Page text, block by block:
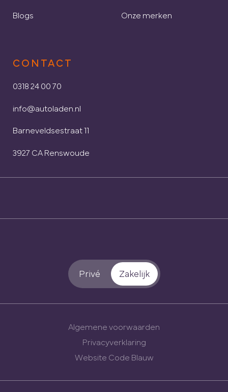
Blogs Onze merken
CONTACT
0318 24 00 70
info@autoladen.nl
Barneveldsestraat 11
3927 CA Renswoude
Privé Zakelijk
Algemene voorwaarden
Privacyverklaring
Website Code Blauw